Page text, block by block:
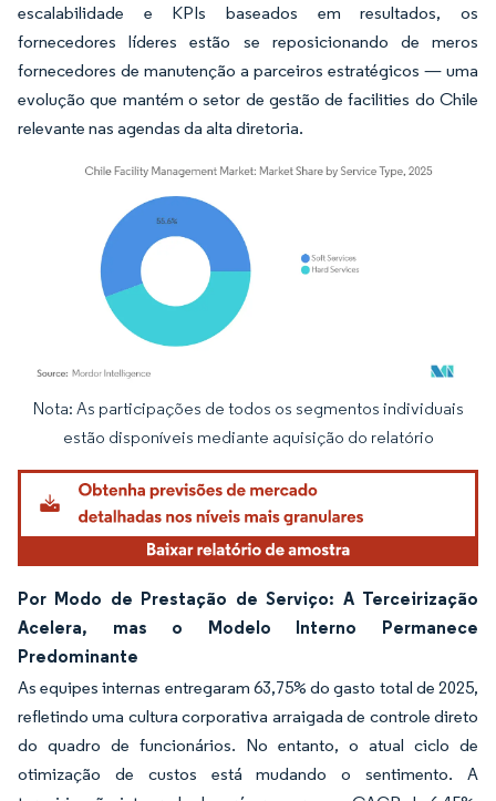
escalabilidade e KPIs baseados em resultados, os
fornecedores líderes estão se reposicionando de meros
fornecedores de manutenção a parceiros estratégicos — uma
evolução que mantém o setor de gestão de facilities do Chile
relevante nas agendas da alta diretoria.
Imagem © Mordor Intelligence. O reuso requer atribuição conforme CC BY 4.0.
Nota: As participações de todos os segmentos individuais
estão disponíveis mediante aquisição do relatório
Por Modo de Prestação de Serviço: A Terceirização
Acelera, mas o Modelo Interno Permanece
Predominante
As equipes internas entregaram 63,75% do gasto total de 2025,
refletindo uma cultura corporativa arraigada de controle direto
do quadro de funcionários. No entanto, o atual ciclo de
otimização de custos está mudando o sentimento. A